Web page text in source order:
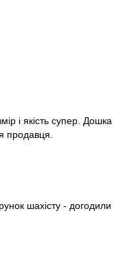
і якість супер. Дошка
продавця.
шахісту - догодили